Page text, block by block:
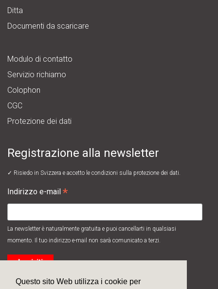
Questo sito Web utilizza i cookie per
Ditta
Documenti da scaricare
Modulo di contatto
Servizio richiamo
Colophon
CGC
Protezione dei dati
Registrazione alla newsletter
✓ Risiedo in Svizzera e accetto le condizioni sulla protezione dei dati.
Indirizzo e-mail *
La newsletter è naturalmente gratuita e puoi cancellarti in qualsiasi
momento. Il tuo indirizzo e-mail non sarà comunicato a terzi.